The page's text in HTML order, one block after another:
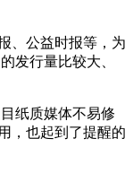
、公益时报等，为
发行量比较大、
纸质媒体不易修
，也起到了提醒的